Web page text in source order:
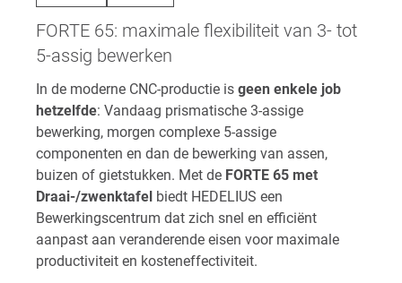
FORTE 65: maximale flexibiliteit van 3- tot
5-assig bewerken
In de moderne CNC-productie is geen enkele job
hetzelfde: Vandaag prismatische 3-assige
bewerking, morgen complexe 5-assige
componenten en dan de bewerking van assen,
buizen of gietstukken. Met de FORTE 65 met
Draai-/zwenktafel biedt HEDELIUS een
Bewerkingscentrum dat zich snel en efficiënt
aanpast aan veranderende eisen voor maximale
productiviteit en kosteneffectiviteit.